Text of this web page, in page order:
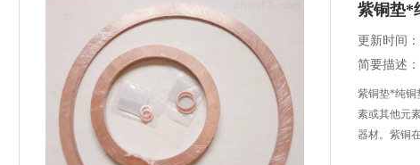
紫铜垫*
更新时间
简要描述：
紫铜垫*纯铜
素或其他元
器材。紫铜在